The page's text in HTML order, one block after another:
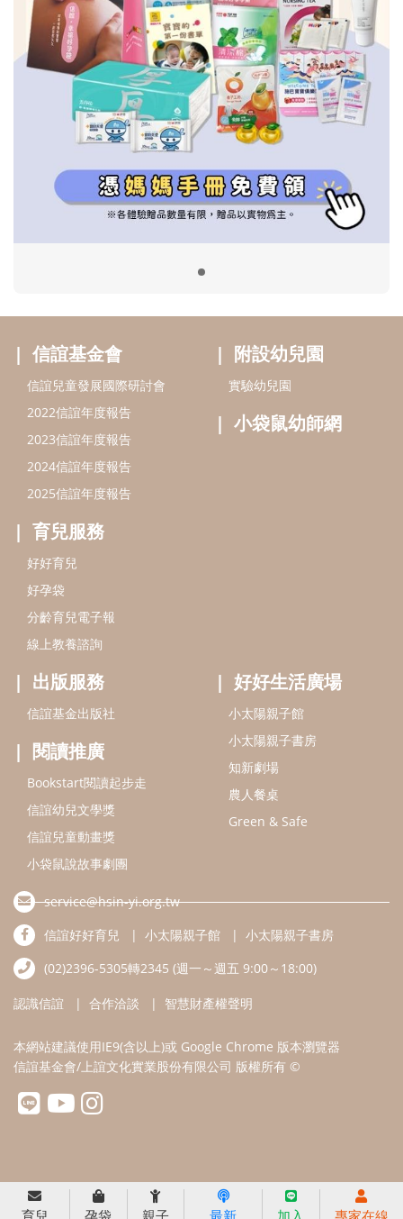
信誼基金會
2022信誼年度報告
2023信誼年度報告
2024信誼年度報告
好孕袋
分齡育兒電子報
線上教養諮詢
附設幼兒園
小袋鼠幼師網
出版服務
信誼基金出版社
閱讀推廣
Bookstart閱讀起步走
信誼幼兒文學獎
信誼兒童動畫獎
小袋鼠說故事劇團
service@hsin-yi.org.tw
信誼好好育兒
小太陽親子書房
(02)2396-5305轉2345 (週一～週五 9:00～18:00)
認識信誼 合作洽談 智慧財產權聲明
本網站建議使用IE9(含以上)或 Google Chrome 版本瀏覽器
信誼基金會/上誼文化實業股份有限公司 版權所有 ©
育兒 孕袋 親子 最新 加入 專家在線